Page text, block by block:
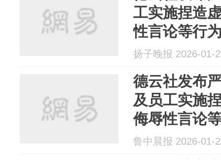
工实施捏造
性言论等行
程序，其中
扬子晚报 2026-01-
德云社发布
及员工实施
侮辱性言论
维权程序
鲁中晨报 2026-01-